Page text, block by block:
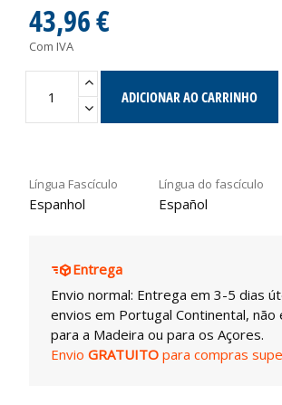
43,96 €
Com IVA
ADICIONAR AO CARRINHO
Língua Fascículo
Espanhol
Língua do fascículo
Español
Entrega
Envio normal: Entrega em 3-5 dias
envios em Portugal Continental,
para a Madeira ou para os Açores.
Envio GRATUITOpara compras